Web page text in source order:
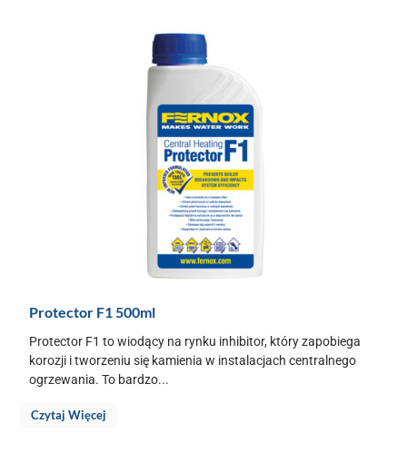
Protector F1 500ml
Protector F1 to wiodący na rynku inhibitor, który zapobiega
korozji i tworzeniu się kamienia w instalacjach centralnego
ogrzewania. To bardzo...
Czytaj Więcej